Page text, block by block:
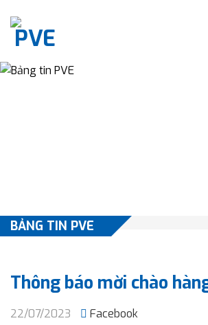
content
BẢNG TIN PVE
Thông báo mời chào
22/07/2023 Facebook